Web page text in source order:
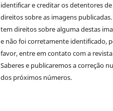
identificar e creditar os detentores de
direitos sobre as imagens publicadas.
tem direitos sobre alguma destas
e não foi corretamente identificado,
favor, entre em contato com a revista
Saberes e publicaremos a correção
dos próximos números.